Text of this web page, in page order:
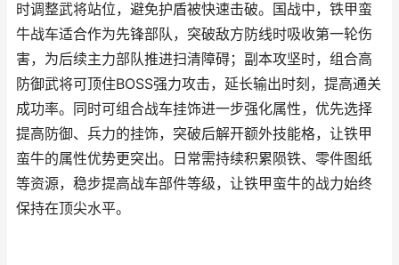
时调整武将站位，避免护盾被快速击破。国战中，铁甲蛮
牛战车适合作为先锋部队，突破敌方防线时吸收第一轮伤
害，为后续主力部队推进扫清障碍；副本攻坚时，组合高
防御武将可顶住BOSS强力攻击，延长输出时刻，提高通关
成功率。同时可组合战车挂饰进一步强化属性，优先选择
提高防御、兵力的挂饰，突破后解开额外技能格，让铁甲
蛮牛的属性优势更突出。日常需持续积累陨铁、零件图纸
等资源，稳步提高战车部件等级，让铁甲蛮牛的战力始终
保持在顶尖水平。